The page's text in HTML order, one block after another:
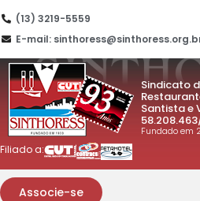
(13) 3219-5559
E-mail:
Sindicato
Santista e
Fundado em
Filiado a:
Associe-se